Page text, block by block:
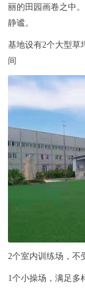
丽的田园画卷之中
静谧。
基地设有2个大型草
间
2个室内训练场，不
1个小操场，满足多